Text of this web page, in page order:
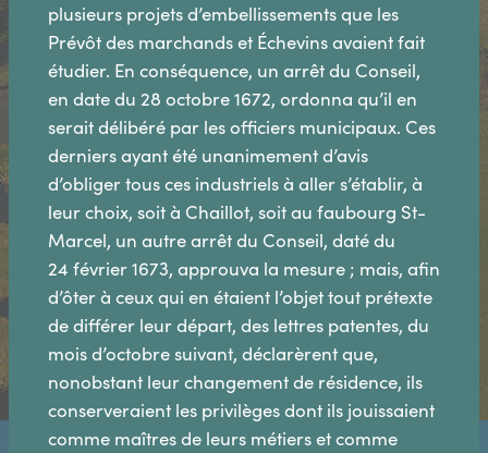
plusieurs projets d’embellissements que les
Prévôt des marchands et Échevins avaient fait
étudier. En conséquence, un arrêt du Conseil,
en date du 28 octobre 1672, ordonna qu’il en
serait délibéré par les officiers municipaux. Ces
derniers ayant été unanimement d’avis
d’obliger tous ces industriels à aller s’établir, à
leur choix, soit à Chaillot, soit au faubourg St-
Marcel, un autre arrêt du Conseil, daté du
24 février 1673, approuva la mesure ; mais, afin
d’ôter à ceux qui en étaient l’objet tout prétexte
de différer leur départ, des lettres patentes, du
mois d’octobre suivant, déclarèrent que,
nonobstant leur changement de résidence, ils
conserveraient les privilèges dont ils jouissaient
comme maîtres de leurs métiers et comme